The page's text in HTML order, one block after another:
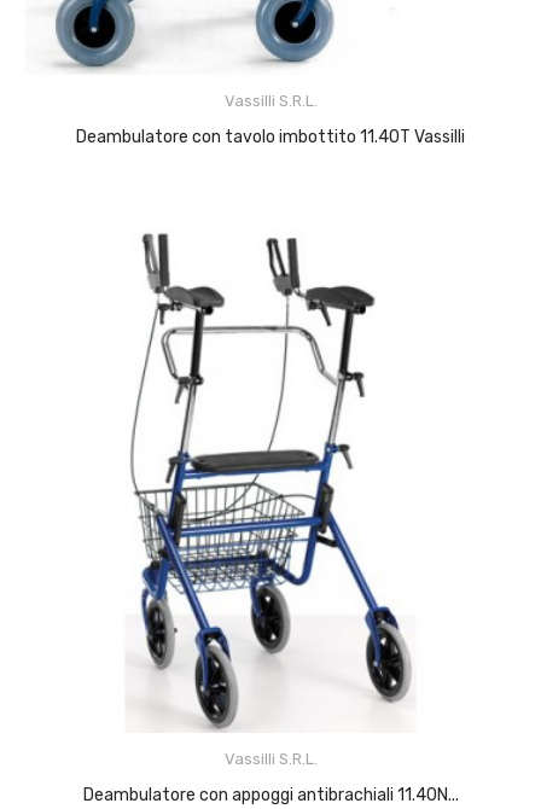
Vassilli S.r.l.
Deambulatore con tavolo imbottito 11.40T Vassilli
Vassilli S.r.l.
Deambulatore con appoggi antibrachiali 11.40N...